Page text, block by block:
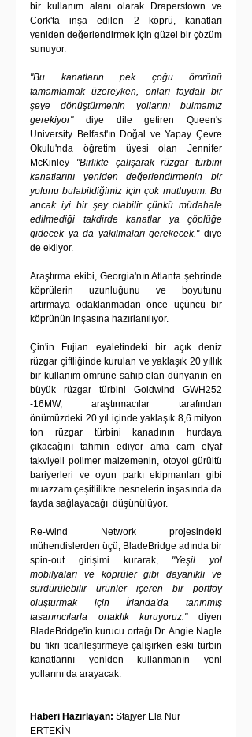
bir kullanım alanı olarak Draperstown ve
Cork'ta inşa edilen 2 köprü, kanatları
yeniden değerlendirmek için güzel bir çözüm
sunuyor.
"Bu kanatların pek çoğu ömrünü
tamamlamak üzereyken, onları faydalı bir
şeye dönüştürmenin yollarını bulmamız
gerekiyor" diye dile getiren Queen's
University Belfast'ın Doğal ve Yapay Çevre
Okulu'nda öğretim üyesi olan Jennifer
McKinley "Birlikte çalışarak rüzgar türbini
kanatlarını yeniden değerlendirmenin bir
yolunu bulabildiğimiz için çok mutluyum. Bu
ancak iyi bir şey olabilir çünkü müdahale
edilmediği takdirde kanatlar ya çöplüğe
gidecek ya da yakılmaları gerekecek." diye
de ekliyor.
Araştırma ekibi, Georgia'nın Atlanta şehrinde
köprülerin uzunluğunu ve boyutunu
artırmaya odaklanmadan önce üçüncü bir
köprünün inşasına hazırlanılıyor.
Çin'in Fujian eyaletindeki bir açık deniz
rüzgar çiftliğinde kurulan ve yaklaşık 20 yıllık
bir kullanım ömrüne sahip olan dünyanın en
büyük rüzgar türbini Goldwind GWH252
-16MW, araştırmacılar tarafından
önümüzdeki 20 yıl içinde yaklaşık 8,6 milyon
ton rüzgar türbini kanadının hurdaya
çıkacağını tahmin ediyor ama cam elyaf
takviyeli polimer malzemenin, otoyol gürültü
bariyerleri ve oyun parkı ekipmanları gibi
muazzam çeşitlilikte nesnelerin inşasında da
fayda sağlayacağı  düşünülüyor.
Re-Wind Network projesindeki
mühendislerden üçü, BladeBridge adında bir
spin-out girişimi kurarak, "Yeşil yol
mobilyaları ve köprüler gibi dayanıklı ve
sürdürülebilir ürünler içeren bir portföy
oluşturmak için İrlanda'da tanınmış
tasarımcılarla ortaklık kuruyoruz." diyen
BladeBridge'in kurucu ortağı Dr. Angie Nagle
bu fikri ticarileştirmeye çalışırken eski türbin
kanatlarını yeniden kullanmanın yeni
yollarını da arayacak.
Haberi Hazırlayan: Stajyer Ela Nur
ERTEKİN